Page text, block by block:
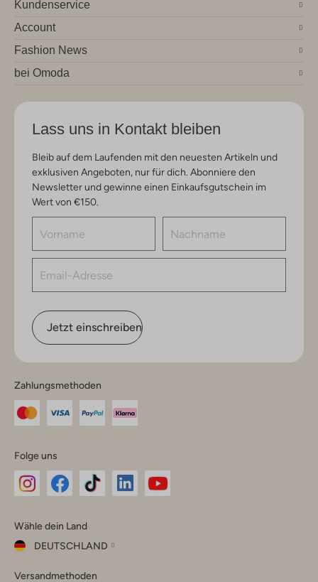
Kundenservice
Account
Fashion News
bei Omoda
Lass uns in Kontakt bleiben
Bleib auf dem Laufenden mit den neuesten Artikeln und
exklusiven Angeboten, nur für dich. Abonniere den
Newsletter und gewinne einen Einkaufsgutschein im
Wert von €150.
Jetzt einschreiben
Zahlungsmethoden
Folge uns
Instagram
Facebook
TikTok
Wähle dein Land
DEUTSCHLAND
dein
Versandmethoden